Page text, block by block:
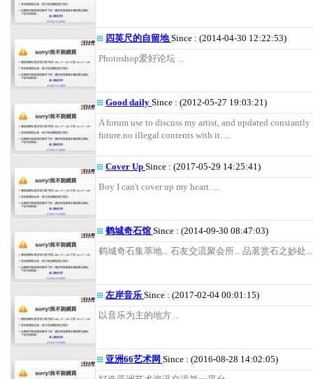
四英尺的自留地Since : (2014-04-30 12:22:53)
Photoshop爱好论坛 ...
Good daily Since : (2012-05-27 19:03:21)
A forum use to discuss my artist, and updated constantly
future.no illegal contents with it. ...
Cover Up Since : (2017-05-29 14:25:41)
Boy I can't cover up my heart. ...
鹤城奇石馆 Since : (2014-09-30 08:47:03)
鹤城奇石集萃地... 石友交流聚会所... 品茗赏石之妙处...
左岸音乐 Since : (2017-02-04 00:01:15)
以音乐为主的地方 ...
亚洲66艺术网 Since : (2016-08-28 14:02:05)